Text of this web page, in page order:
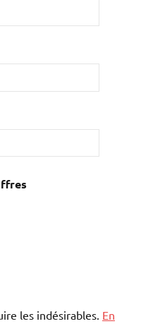
les indésirables. En